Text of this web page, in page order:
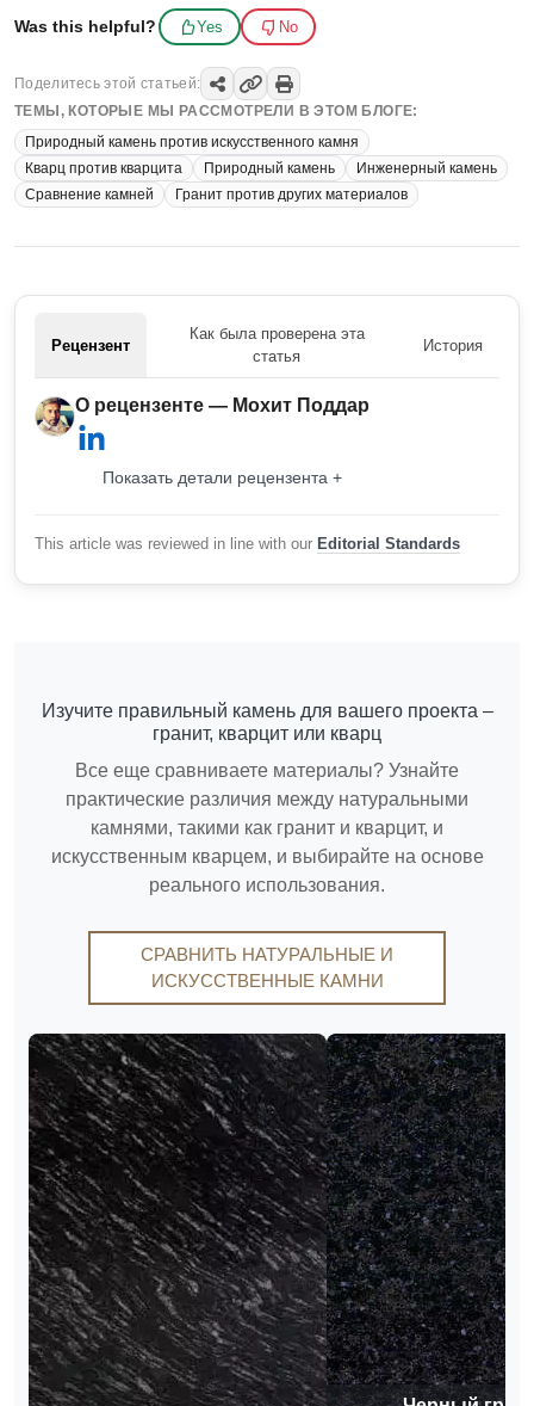
Was this helpful? Yes No
Поделитесь этой статьей:
ТЕМЫ, КОТОРЫЕ МЫ РАССМОТРЕЛИ В ЭТОМ БЛОГЕ:
Природный камень против искусственного камня
Кварц против кварцита
Природный камень
Инженерный камень
Сравнение камней
Гранит против других материалов
Рецензент
Как была проверена эта
статья
История
О рецензенте — Мохит Поддар
Показать детали рецензента +
This article was reviewed in line with our Editorial Standards
Изучите правильный камень для вашего проекта –
гранит, кварцит или кварц
Все еще сравниваете материалы? Узнайте
практические различия между натуральными
камнями, такими как гранит и кварцит, и
искусственным кварцем, и выбирайте на основе
реального использования.
СРАВНИТЬ НАТУРАЛЬНЫЕ И
ИСКУССТВЕННЫЕ КАМНИ